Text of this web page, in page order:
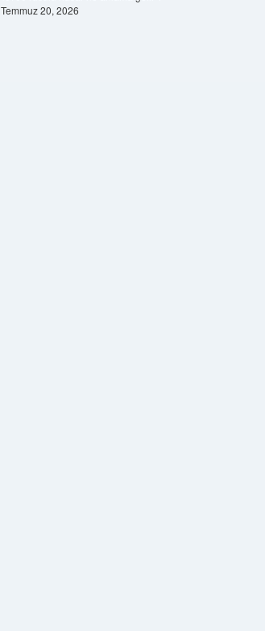
Temmuz 20, 2026